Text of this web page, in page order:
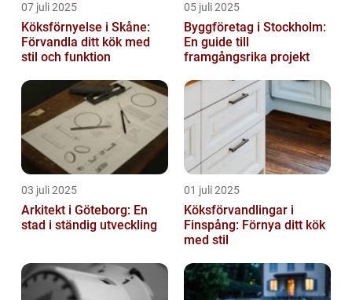
07 juli 2025
Köksförnyelse i Skåne:
Förvandla ditt kök med
stil och funktion
05 juli 2025
Byggföretag i Stockholm:
En guide till
framgångsrika projekt
03 juli 2025
Arkitekt i Göteborg: En
stad i ständig utveckling
01 juli 2025
Köksförvandlingar i
Finspång: Förnya ditt kök
med stil